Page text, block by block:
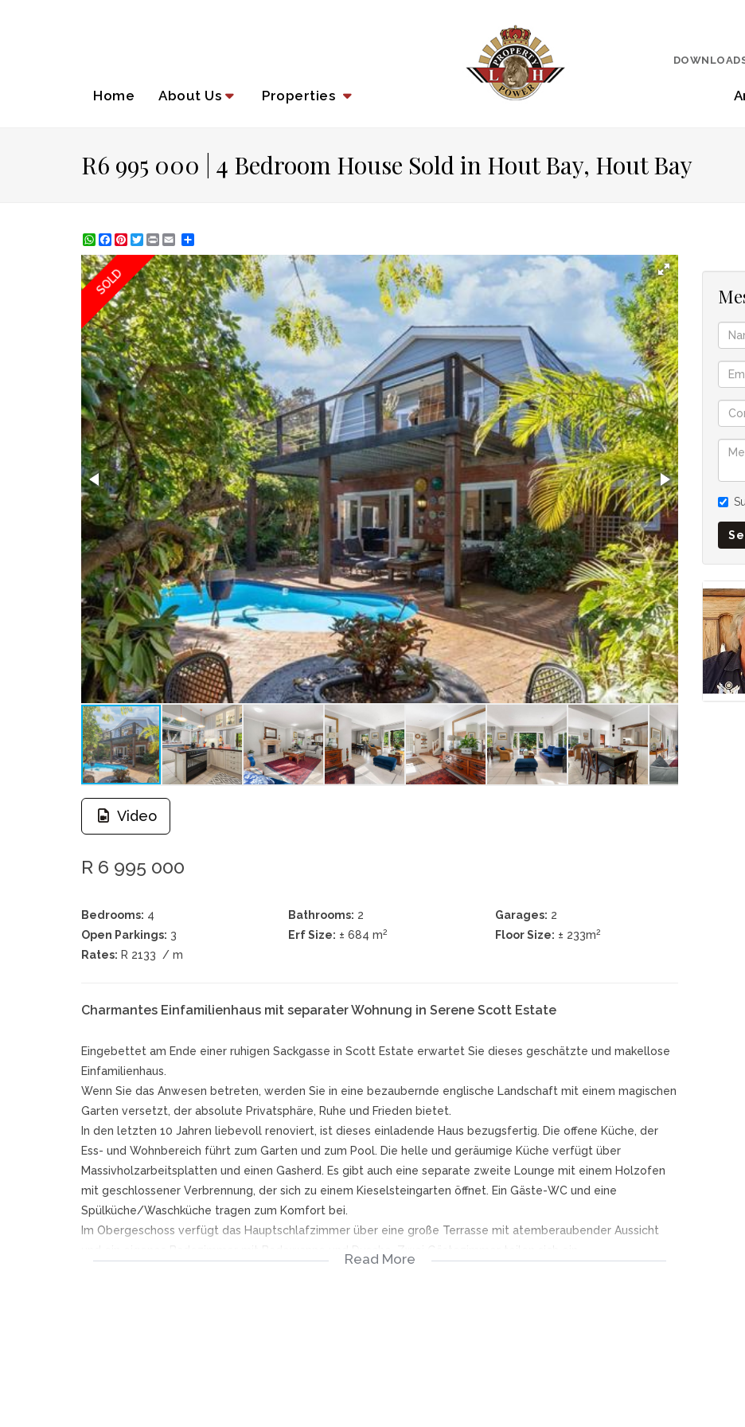
Home About Us Properties
R6 995 000 | 4 Bedroom House Sold in Hout Bay, Hout Bay
WhatsApp
Facebook
Pinterest
Twitter
Print
SOLD
Video
R 6 995 000
Bedrooms: 4 Bathrooms: 2 Garages: 2
Open Parkings: 3 Erf Size: ± 684 m2 Floor Size: ± 233m2
Rates: R 2133 / m
Charmantes Einfamilienhaus mit separater Wohnung in Serene Scott Estate
Eingebettet am Ende einer ruhigen Sackgasse in Scott Estate erwartet Sie dieses geschätzte und makellose
Einfamilienhaus.
Wenn Sie das Anwesen betreten, werden Sie in eine bezaubernde englische Landschaft mit einem magischen
Garten versetzt, der absolute Privatsphäre, Ruhe und Frieden bietet.
In den letzten 10 Jahren liebevoll renoviert, ist dieses einladende Haus bezugsfertig. Die offene Küche, der
Ess- und Wohnbereich führt zum Garten und zum Pool. Die helle und geräumige Küche verfügt über
Massivholzarbeitsplatten und einen Gasherd. Es gibt auch eine separate zweite Lounge mit einem Holzofen
mit geschlossener Verbrennung, der sich zu einem Kieselsteingarten öffnet. Ein Gäste-WC und eine
Spülküche/Waschküche tragen zum Komfort bei.
Im Obergeschoss verfügt das Hauptschlafzimmer über eine große Terrasse mit atemberaubender Aussicht
Read More